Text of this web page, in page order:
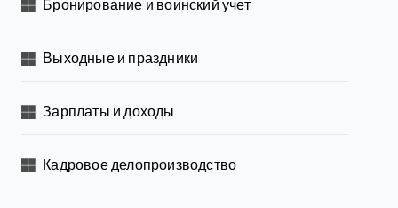
Бронирование и воинский учет
Выходные и праздники
Зарплаты и доходы
Кадровое делопроизводство